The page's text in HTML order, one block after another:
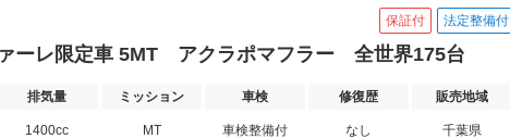
保証付 法定整備付
ーレ限定車 5MT アクラポマフラー 全世界175台
排気量 ミッション 車検 修復歴 販売地域
1400cc MT 車検整備付 なし 千葉県